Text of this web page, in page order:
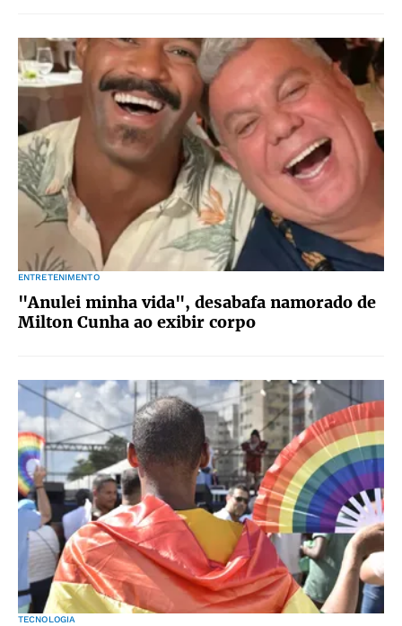
ENTRETENIMENTO
"Anulei minha vida", desabafa namorado de
Milton Cunha ao exibir corpo
TECNOLOGIA